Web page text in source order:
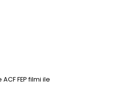
FEP filmi ile